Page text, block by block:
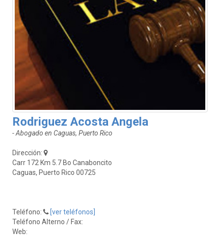
Rodriguez Acosta Angela
- Abogado en Caguas, Puerto Rico
Dirección:
Carr 172 Km 5.7 Bo Canaboncito
Caguas, Puerto Rico 00725
Teléfono:
[ver teléfonos]
Teléfono Alterno / Fax:
Web: